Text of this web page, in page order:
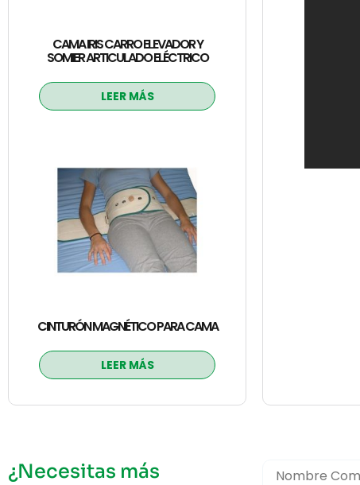
CAMA IRIS CARRO ELEVADOR Y
SOMIER ARTICULADO ELÉCTRICO
LEER MÁS
CINTURÓN MAGNÉTICO PARA CAMA
LEER MÁS
¿Necesitas más